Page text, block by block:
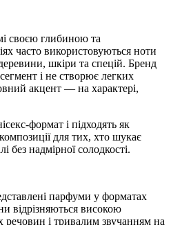
своєю глибиною та
часто використовуються ноти
шкіри та спецій. Бренд
і не створює легких
акцент — на характері,
формат і підходять як
для тих, хто шукає
без надмірної солодкості.
парфуми у форматах
відрізняються високою
і тривалим звучанням на